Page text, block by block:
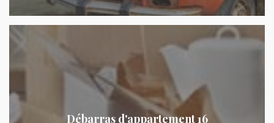
Débarras d'appartement 16